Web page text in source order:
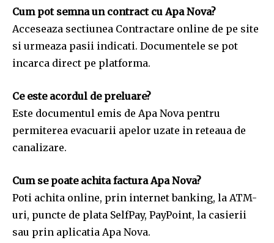
Cum pot semna un contract cu Apa Nova?
Acceseaza sectiunea Contractare online de pe site
si urmeaza pasii indicati. Documentele se pot
incarca direct pe platforma.
Ce este acordul de preluare?
Este documentul emis de Apa Nova pentru
permiterea evacuarii apelor uzate in reteaua de
canalizare.
Cum se poate achita factura Apa Nova?
Poti achita online, prin internet banking, la ATM-
uri, puncte de plata SelfPay, PayPoint, la casierii
sau prin aplicatia Apa Nova.